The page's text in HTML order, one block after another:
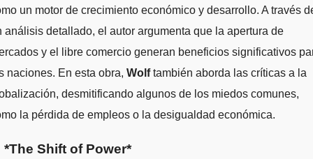
un motor de crecimiento económico y desarrollo. A través
análisis detallado, el autor argumenta que la apertura de
y el libre comercio generan beneficios significativos
naciones. En esta obra, Wolftambién aborda las críticas a la
desmitificando algunos de los miedos comunes,
la pérdida de empleos o la desigualdad económica.
*The Shift of Power*